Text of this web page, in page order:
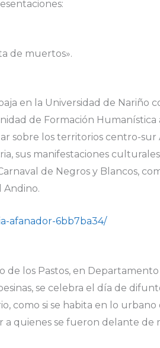
de muertos».
en la Universidad de Nariño
de Formación Humanística
sobre los territorios centro-sur
sus manifestaciones
de Negros y Blancos,
Andino.
afanador-6bb7ba34/
los Pastos, en
se celebra el día de
como si se habita en lo urbano
quienes se fueron delante de